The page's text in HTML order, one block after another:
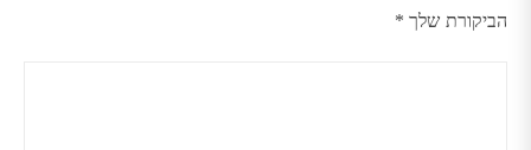
הביקורת שלך *